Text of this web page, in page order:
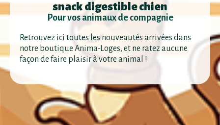
snack digestible chien
Pour vos animaux de compagnie
Retrouvez ici toutes les nouveautés arrivées dans
notre boutique Anima-Loges, et ne ratez aucune
façon de faire plaisir à votre animal !